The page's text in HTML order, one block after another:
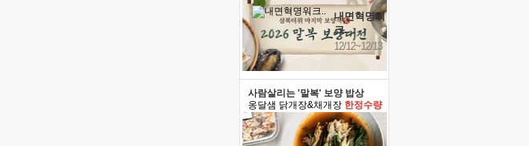
내면혁명워
크..
12/12~12/13
사람살리는 '말복' 보양 밥상
옹달샘 닭개장&채개장 한정수량